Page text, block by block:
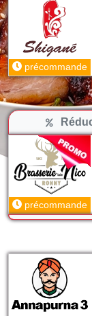
précommande
précommande